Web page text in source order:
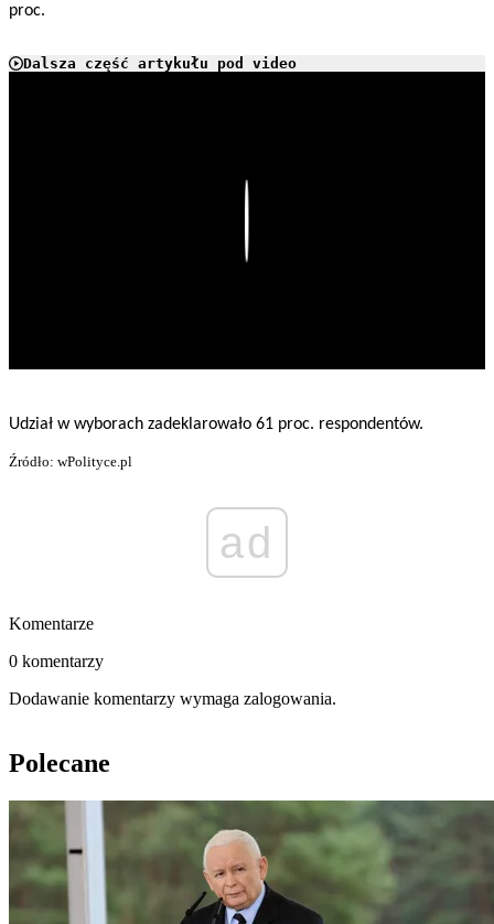
proc.
Dalsza część artykułu pod video
Udział w wyborach zadeklarowało 61 proc. respondentów.
Źródło: wPolityce.pl
ad
Komentarze
0 komentarzy
Dodawanie komentarzy wymaga zalogowania.
Polecane